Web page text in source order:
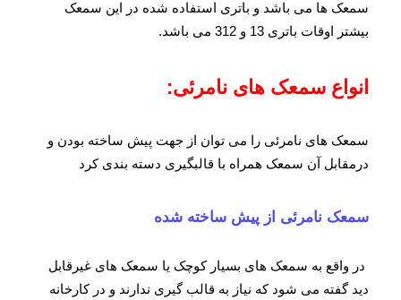
سمعک ها می باشد و باتری استفاده شده در این سمعک
بیشتر اوقات باتری 13 و 312 می باشد.
انواع سمعک های نامرئی:
سمعک های نامرئی را می توان از جهت پیش ساخته بودن و
درمقابل آن سمعک همراه با قالبگیری دسته بندی کرد
سمعک نامرئی از پیش ساخته شده
در واقع به سمعک های بسیار کوچک یا سمعک های غیرقابل
دید گفته می شود که نیاز به قالب گیری ندارند و در کارخانه